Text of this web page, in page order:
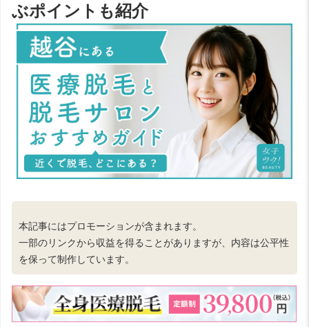
ぶポイントも紹介
本記事にはプロモーションが含まれます。
一部のリンクから収益を得ることがありますが、内容は公平性
を保って制作しています。